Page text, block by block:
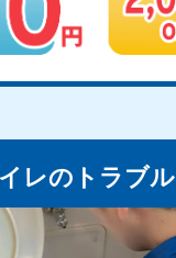
レのトラブル